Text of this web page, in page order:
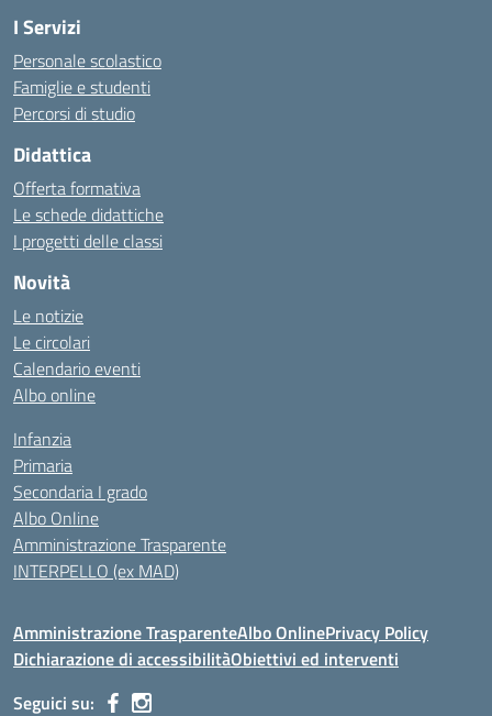
I Servizi
Personale scolastico
Famiglie e studenti
Percorsi di studio
Didattica
Offerta formativa
Le schede didattiche
I progetti delle classi
Novità
Le notizie
Le circolari
Calendario eventi
Albo online
Infanzia
Primaria
Secondaria I grado
Albo Online
Amministrazione Trasparente
INTERPELLO (ex MAD)
Amministrazione TrasparenteAlbo OnlinePrivacy Policy
Dichiarazione di accessibilitàObiettivi ed interventi
Seguici su: